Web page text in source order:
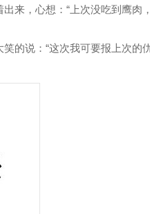
来，心想：“上次没吃到鹰肉
的说：“这次我可要报上次的